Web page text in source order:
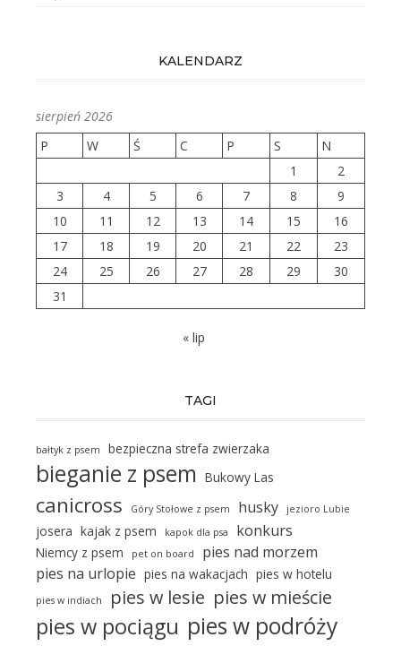
KALENDARZ
sierpień 2026
P
W Ś C P S
N
1
2
3
4 5 6 7 8
9
10
11 12 13 14 15
16
17
18 19 20 21 22
23
24
25 26 27 28 29
30
31
« lip
TAGI
bałtyk z psem bezpieczna strefa zwierzaka
bieganie z psem Bukowy Las
canicross Góry Stołowe z psem husky jezioro Lubie
josera kajak z psem kapok dla psa konkurs
Niemcy z psem pet on board
pies nad morzem
pies na urlopie pies na wakacjach pies w hotelu
pies w indiach pies w lesie pies w mieście
pies w pociągu pies w podróży